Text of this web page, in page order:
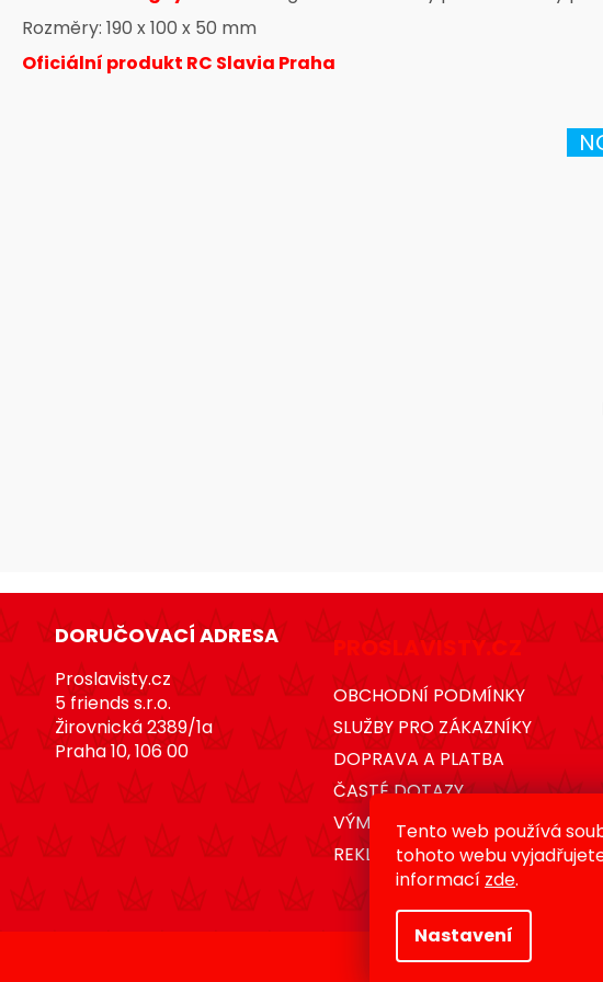
Tento web používá
tohoto webu
informací zde.
Nastavení
Rozměry: 190 x 100 x 50 mm
Oficiální produkt RC Slavia Praha
Z
á
a
t
í
DORUČOVACÍ ADRESA
Proslavisty.cz
5 friends s.r.o.
Žirovnická 2389/1a
Praha 10, 106 00
PROSLAVISTY.CZ
OBCHODNÍ PODMÍNKY
SLUŽBY PRO ZÁKAZNÍKY
DOPRAVA A PLATBA
ČASTÉ DOTAZY
VÝMĚNA A VRÁCENÍ ZBOŽÍ
REKLAMACE
Copyright